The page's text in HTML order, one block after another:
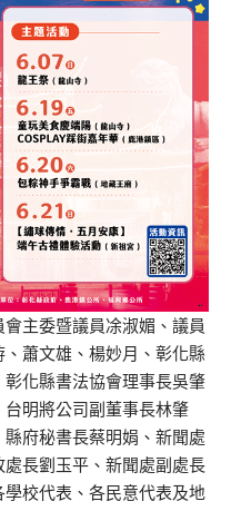
主委暨議員凃淑媚、議員
蕭文雄、楊妙月、彰化縣
化縣書法協會理事長吳肇
明將公司副董事長林肇
府秘書長蔡明娟、新聞處
長劉玉平、新聞處副處長
校代表、各民意代表及地